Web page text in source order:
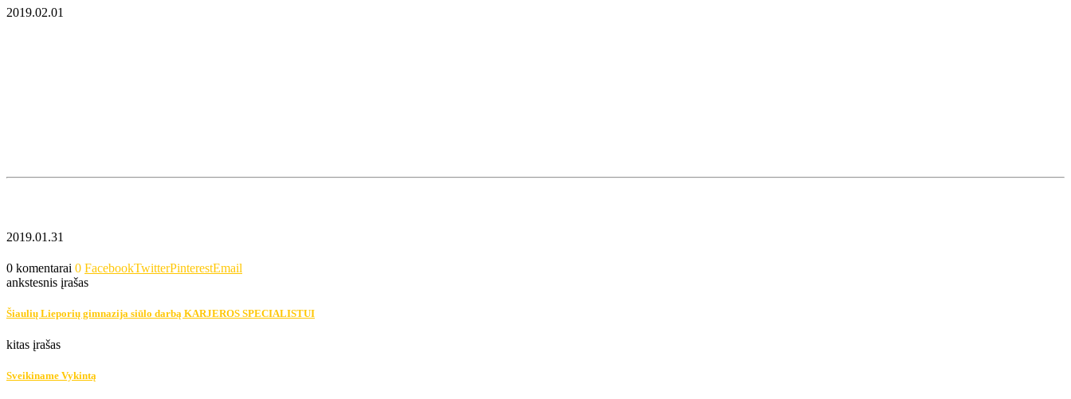
2019.02.01
2019.01.31
0 komentarai 0 FacebookTwitterPinterestEmail
ankstesnis įrašas
Šiaulių Lieporių gimnazija siūlo darbą KARJEROS SPECIALISTUI
kitas įrašas
Sveikiname Vykintą